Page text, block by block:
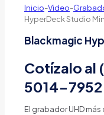
Inicio-Video-
HyperDeck Studio
Blackmagic
Cotízalo al
5014-7952
El grabador UHD